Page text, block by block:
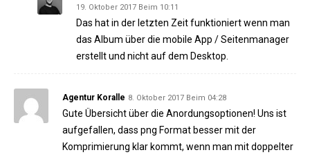
19. Oktober 2017 Beim 10:11
Das hat in der letzten Zeit funktioniert wenn man
das Album über die mobile App / Seitenmanager
erstellt und nicht auf dem Desktop.
Agentur Koralle 8. Oktober 2017 Beim 04:28
Gute Übersicht über die Anordungsoptionen! Uns ist
aufgefallen, dass png Format besser mit der
Komprimierung klar kommt, wenn man mit doppelter